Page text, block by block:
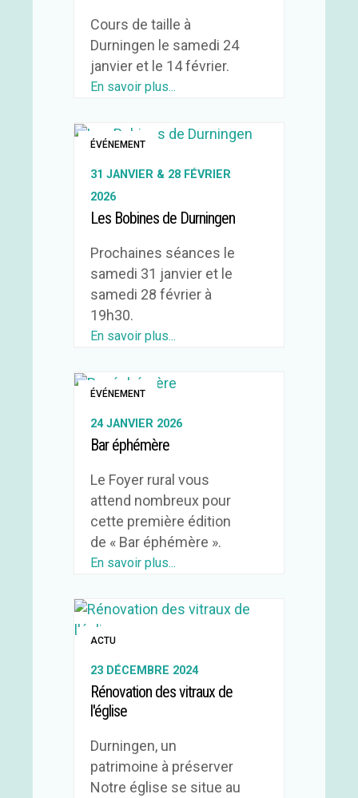
Cours de taille à
Durningen le samedi 24
janvier et le 14 février.
En savoir plus...
Les Bobines de Durningen
ÉVÉNEMENT
31 JANVIER & 28 FÉVRIER
2026
Prochaines séances le
samedi 31 janvier et le
samedi 28 février à
19h30.
En savoir plus...
Bar éphémère
ÉVÉNEMENT
24 JANVIER 2026
Le Foyer rural vous
attend nombreux pour
cette première édition
de « Bar éphémère ».
En savoir plus...
Rénovation des vitraux de
l'église
ACTU
23 DÉCEMBRE 2024
Durningen, un
patrimoine à préserver
Notre église se situe au